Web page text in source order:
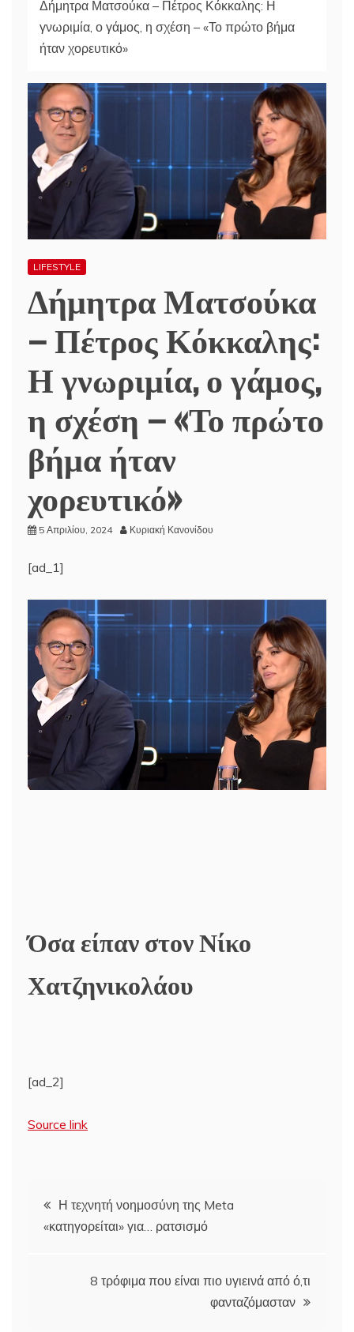
Δήμητρα Ματσούκα – Πέτρος Κόκκαλης: Η
γνωριμία, ο γάμος, η σχέση – «Το πρώτο βήμα
ήταν χορευτικό»
LIFESTYLE
Δήμητρα Ματσούκα
– Πέτρος Κόκκαλης:
Η γνωριμία, ο γάμος,
η σχέση – «Το πρώτο
βήμα ήταν
χορευτικό»
5 Απριλίου, 2024 Κυριακή Κανονίδου
[ad_1]
Όσα είπαν στον Νίκο
Χατζηνικολάου
[ad_2]
Source link
Πλοήγηση
άρθρων
Η τεχνητή νοημοσύνη της Meta
«κατηγορείται» για… ρατσισμό
8 τρόφιμα που είναι πιο υγιεινά από ό,τι
φανταζόμασταν